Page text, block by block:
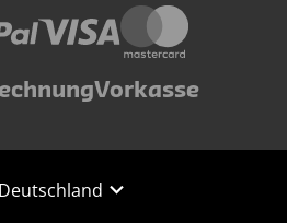
Vorkasse